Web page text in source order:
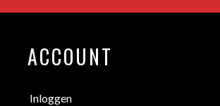
ACCOUNT
Inloggen